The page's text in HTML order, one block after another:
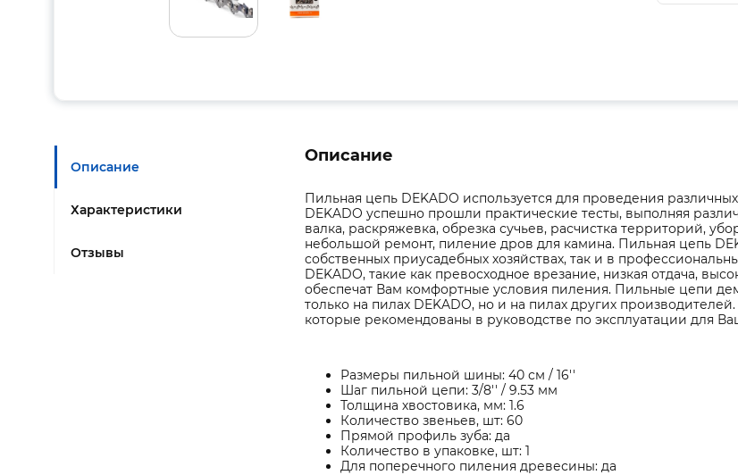
Описание
Характеристики
Отзывы
Описание
Пильная цепь DEKADO используется для проведения
DEKADO успешно прошли практические тесты, выполняя
валка, раскряжевка, обрезка сучьев, расчистка территорий,
небольшой ремонт, пиление дров для камина. Пильная цепь
собственных приусадебных хозяйствах, так и в
DEKADO, такие как превосходное врезание, низкая отдача,
обеспечат Вам комфортные условия пиления. Пильные цепи
только на пилах DEKADO, но и на пилах других
которые рекомендованы в руководстве по эксплуатации для
Размеры пильной шины: 40 см / 16''
Шаг пильной цепи: 3/8'' / 9.53 мм
Толщина хвостовика, мм: 1.6
Количество звеньев, шт: 60
Прямой профиль зуба: да
Количество в упаковке, шт: 1
Для поперечного пиления древесины: да